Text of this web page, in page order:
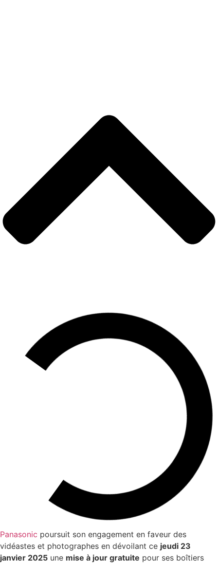
Panasonic poursuit son engagement en faveur des
vidéastes et photographes en dévoilant ce jeudi 23
janvier 2025 une mise à jour gratuite pour ses boîtiers